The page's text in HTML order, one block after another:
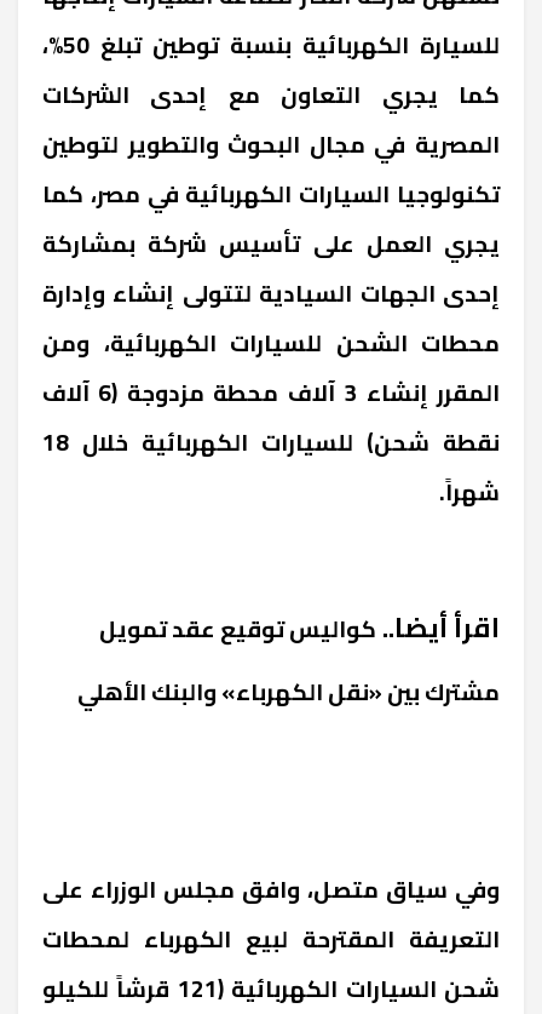
للسيارة الكهربائية بنسبة توطين تبلغ 50%،
كما يجري التعاون مع إحدى الشركات
المصرية في مجال البحوث والتطوير لتوطين
تكنولوجيا السيارات الكهربائية في مصر، كما
يجري العمل على تأسيس شركة بمشاركة
إحدى الجهات السيادية لتتولى إنشاء وإدارة
محطات الشحن للسيارات الكهربائية، ومن
المقرر إنشاء 3 آلاف محطة مزدوجة (6 آلاف
نقطة شحن) للسيارات الكهربائية خلال 18
شهراً.
اقرأ أيضا..كواليس توقيع عقد تمويل
مشترك بين «نقل الكهرباء» والبنك الأهلي
وفي سياق متصل، وافق مجلس الوزراء على
التعريفة المقترحة لبيع الكهرباء لمحطات
شحن السيارات الكهربائية (121 قرشاً للكيلو